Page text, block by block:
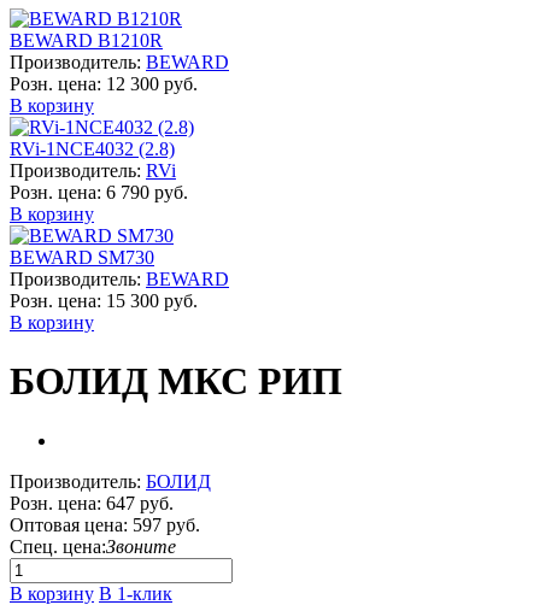
BEWARD B1210R
Производитель: BEWARD
Розн. цена: 12 300 руб.
В корзину
RVi-1NCE4032 (2.8)
Производитель: RVi
Розн. цена: 6 790 руб.
В корзину
BEWARD SM730
Производитель: BEWARD
Розн. цена: 15 300 руб.
В корзину
БОЛИД МКС РИП
Производитель: БОЛИД
Розн. цена: 647 руб.
Оптовая цена: 597 руб.
Спец. цена:Звоните
В корзину В 1-клик